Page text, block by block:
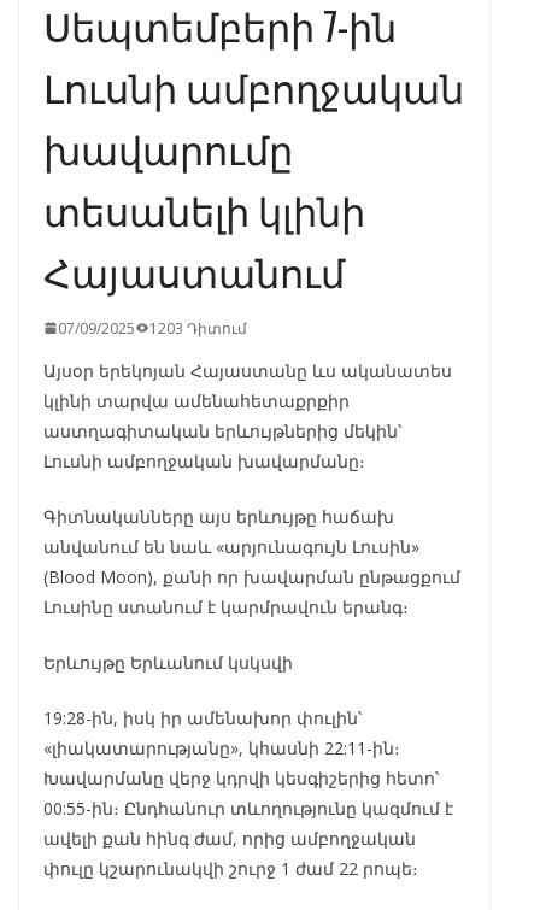
Սեպտեմբերի 7-ին
Լուսնի ամբողջական
խավարումը
տեսանելի կլինի
Հայաստանում
07/09/2025 1203 Դիտում
Այսօր երեկոյան Հայաստանը ևս ականատես
կլինի տարվա ամենահետաքրքիր
աստղագիտական երևույթներից մեկին՝
Լուսնի ամբողջական խավարմանը։
Գիտնականները այս երևույթը հաճախ
անվանում են նաև «արյունագույն Լուսին»
(Blood Moon), քանի որ խավարման ընթացքում
Լուսինը ստանում է կարմրավուն երանգ։
Երևույթը Երևանում կսկսվի
19:28-ին, իսկ իր ամենախոր փուլին՝
«լիակատարությանը», կհասնի 22:11-ին։
Խավարմանը վերջ կդրվի կեսգիշերից հետո՝
00:55-ին։ Ընդհանուր տևողությունը կազմում է
ավելի քան հինգ ժամ, որից ամբողջական
փուլը կշարունակվի շուրջ 1 ժամ 22 րոպե։